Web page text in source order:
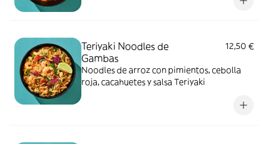
Teriyaki Noodles de
Gambas
12,50 €
Noodles de arroz con pimientos, cebolla
roja, cacahuetes y salsa Teriyaki